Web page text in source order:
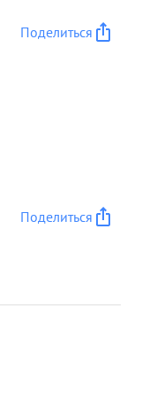
Поделиться
Поделиться